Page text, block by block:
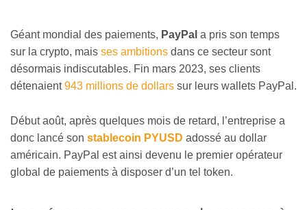
Géant mondial des paiements, PayPal a pris son temps
sur la crypto, mais ses ambitions dans ce secteur sont
désormais indiscutables. Fin mars 2023, ses clients
détenaient943 millions de dollars sur leurs wallets PayPal.
Début août, après quelques mois de retard, l’entreprise a
donc lancé son stablecoin PYUSD adossé au dollar
américain. PayPal est ainsi devenu le premier opérateur
global de paiements à disposer d’un tel token.